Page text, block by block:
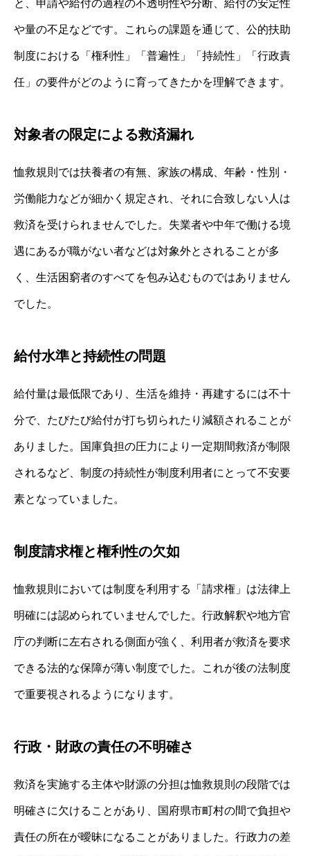
と、申請や給付の過程の不透明性や分断、給付の安定性
や量の不足などです。これらの課題を通じて、公的扶助
制度における「権利性」「普遍性」「持続性」「行政責
任」の要件がどのように育ってきたかを理解できます。
対象者の限定による救済漏れ
恤救規則では扶養者の有無、家族の構成、年齢・性別・
労働能力などが細かく規定され、それに合致しない人は
救済を受けられませんでした。失業者や中年で働ける境
遇にあるが職がない者などは対象外とされることが多
く、生活困窮者のすべてを包み込むものではありません
でした。
給付水準と持続性の問題
給付量は最低限であり、生活を維持・再建するには不十
分で、たびたび給付が打ち切られたり減額されることが
ありました。国庫負担の圧力により一定期間救済が制限
されるなど、制度の持続性が制度利用者にとって不安要
素となっていました。
制度請求権と権利性の欠如
恤救規則においては制度を利用する「請求権」は法律上
明確には認められていませんでした。行政解釈や地方官
庁の判断に左右される側面が強く、利用者が救済を要求
できる法的な保障が薄い制度でした。これが後の法制度
で重要視されるようになります。
行政・財政の責任の不明確さ
救済を実施する主体や財源の分担は恤救規則の段階では
明確さに欠けることがあり、国府県市町村の間で負担や
責任の所在が曖昧になることがありました。行政力の差